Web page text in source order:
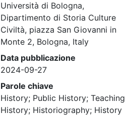
Università di Bologna,
Dipartimento di Storia Culture
Civiltà, piazza San Giovanni in
Monte 2, Bologna, Italy
Data pubblicazione
2024-09-27
Parole chiave
History; Public History; Teaching
History; Historiography; History